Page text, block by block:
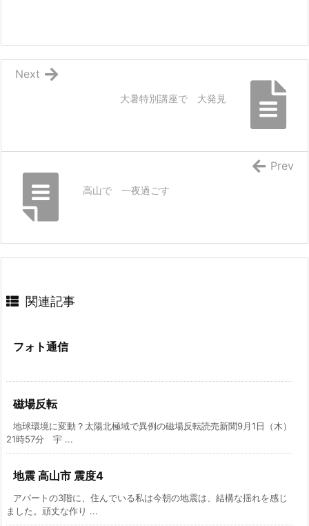
大暑特別講座で 大発見
Next
高山で 一夜過ごす
Prev
関連記事
フォト通信
磁場反転
地球環境に変動？太陽北極域で異例の磁場反転読売新聞9月1日（木）
21時57分 宇 ...
地震 高山市 震度4
アパートの3階に、住んでいる私は今朝の地震は、結構な揺れを感じ
ました。頑丈な作り ...